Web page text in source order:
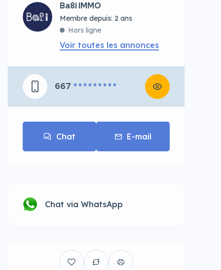
Ba8i IMMO
Membre depuis: 2 ans
Hors ligne
Voir toutes les annonces
667 * * * * * * * * *
Chat E-mail
Chat via WhatsApp